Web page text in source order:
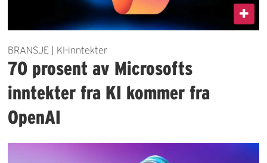
BRANSJE | KI-inntekter
70 prosent av Microsofts
inntekter fra KI kommer fra
OpenAI